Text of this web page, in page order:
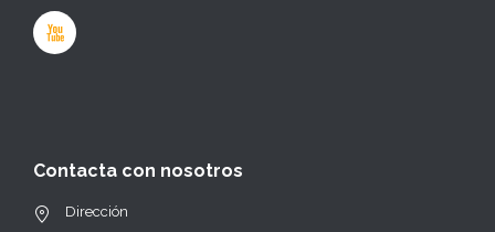
Contacta con nosotros
Dirección